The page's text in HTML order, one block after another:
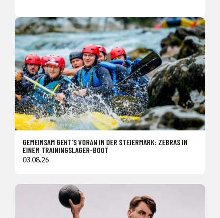
GEMEINSAM GEHT’S VORAN IN DER STEIERMARK: ZEBRAS IN
EINEM TRAININGSLAGER-BOOT
03.08.26